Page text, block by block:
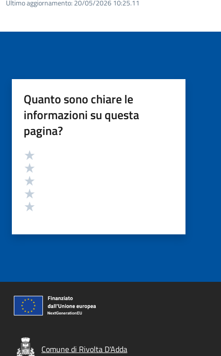
Ultimo aggiornamento: 20/05/2026 10:25.11
Quanto sono chiare le
informazioni su questa
pagina?
Valutazione
Comune di Rivolta D'Adda